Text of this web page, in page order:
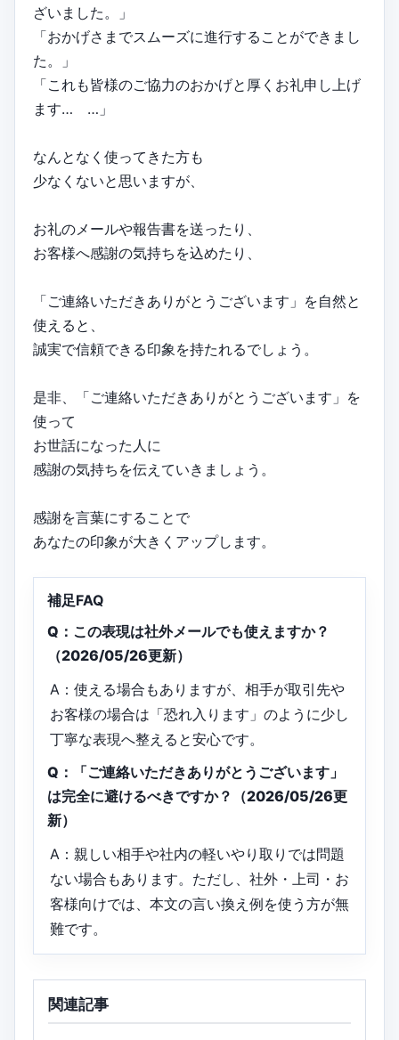
ざいました。」
「おかげさまでスムーズに進行することができまし
た。」
「これも皆様のご協力のおかげと厚くお礼申し上げ
ます… …」
なんとなく使ってきた方も
少なくないと思いますが、
お礼のメールや報告書を送ったり、
お客様へ感謝の気持ちを込めたり、
「ご連絡いただきありがとうございます」を自然と
使えると、
誠実で信頼できる印象を持たれるでしょう。
是非、「ご連絡いただきありがとうございます」を
使って
お世話になった人に
感謝の気持ちを伝えていきましょう。
感謝を言葉にすることで
あなたの印象が大きくアップします。
補足FAQ
Q：この表現は社外メールでも使えますか？
（2026/05/26更新）
A：使える場合もありますが、相手が取引先や
お客様の場合は「恐れ入ります」のように少し
丁寧な表現へ整えると安心です。
Q：「ご連絡いただきありがとうございます」
は完全に避けるべきですか？（2026/05/26更
新）
A：親しい相手や社内の軽いやり取りでは問題
ない場合もあります。ただし、社外・上司・お
客様向けでは、本文の言い換え例を使う方が無
難です。
関連記事